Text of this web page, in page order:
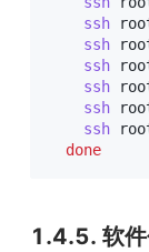
ssh
ssh
ssh
ssh
ssh
ssh
done
1.4.5. 软